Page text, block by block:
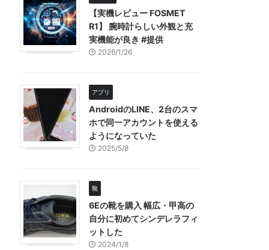
【実機レビュー FOSMET
R1】 腕時計らしい外観と充
実機能が良き #提供
2026/1/26
アプリ
AndroidのLINE、2台のスマ
ホで同一アカウントを使える
ようになっていた
2025/5/8
靴
6Eの靴を購入 幅広・甲高の
自分に初めてシンデレラフィ
ットした
2024/1/8